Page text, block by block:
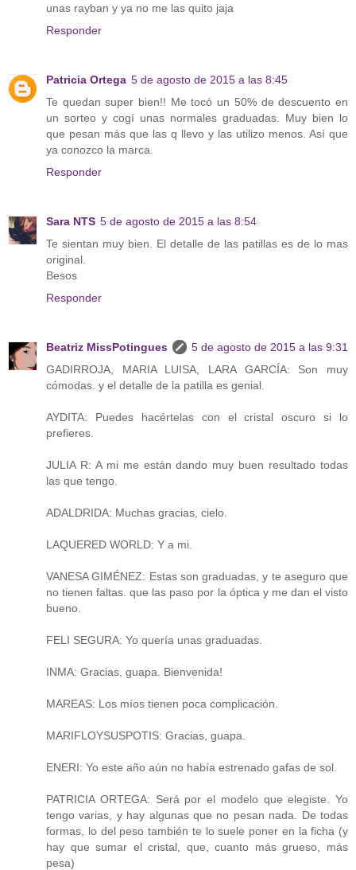
unas rayban y ya no me las quito jaja
Responder
Patricia Ortega 5 de agosto de 2015 a las 8:45
Te quedan super bien!! Me tocó un 50% de descuento en
un sorteo y cogí unas normales graduadas. Muy bien lo
que pesan más que las q llevo y las utilizo menos. Así que
ya conozco la marca.
Responder
Sara NTS 5 de agosto de 2015 a las 8:54
Te sientan muy bien. El detalle de las patillas es de lo mas
original.
Besos
Responder
Beatriz MissPotingues
5 de agosto de 2015 a las 9:31
GADIRROJA, MARIA LUISA, LARA GARCÍA: Son muy
cómodas. y el detalle de la patilla es genial.
AYDITA: Puedes hacértelas con el cristal oscuro si lo
prefieres.
JULIA R: A mi me están dando muy buen resultado todas
las que tengo.
ADALDRIDA: Muchas gracias, cielo.
LAQUERED WORLD: Y a mi.
VANESA GIMÉNEZ: Estas son graduadas, y te aseguro que
no tienen faltas. que las paso por la óptica y me dan el visto
bueno.
FELI SEGURA: Yo quería unas graduadas.
INMA: Gracias, guapa. Bienvenida!
MAREAS: Los míos tienen poca complicación.
MARIFLOYSUSPOTIS: Gracias, guapa.
ENERI: Yo este año aún no había estrenado gafas de sol.
PATRICIA ORTEGA: Será por el modelo que elegiste. Yo
tengo varias, y hay algunas que no pesan nada. De todas
formas, lo del peso también te lo suele poner en la ficha (y
hay que sumar el cristal, que, cuanto más grueso, más
pesa)